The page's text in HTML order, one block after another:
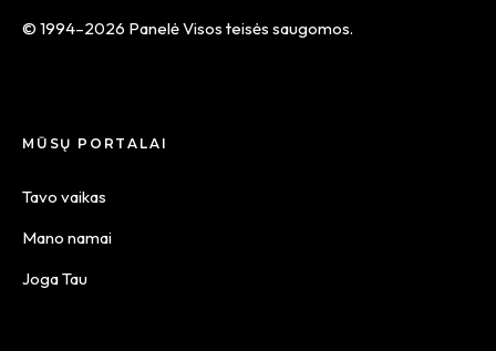
© 1994–2026 Panelė Visos teisės saugomos.
MŪSŲ PORTALAI
Tavo vaikas
Mano namai
Joga Tau